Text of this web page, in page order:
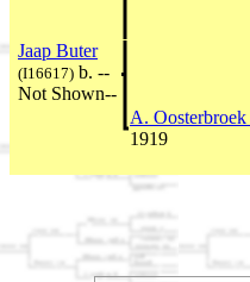
Jaap Buter
(I16617) b. --
Not Shown--
A. Oosterbroek
1919